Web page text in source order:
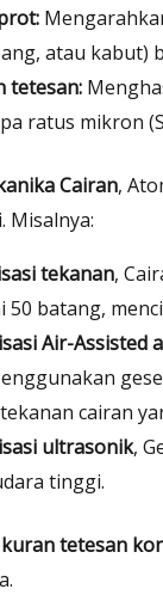
atau kabut)
tetesan:
ratus mikron
Cairan,
Misalnya:
tekanan,
50 batang,
Air-Assisted
cairan
ultrasonik,
tinggi.
tetesan